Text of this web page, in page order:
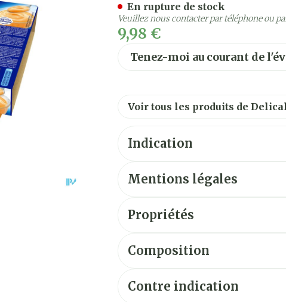
9,98 €
Tenez-moi au courant de
En rupture de stock
Veuillez nous contacter par téléphone ou
Voir tous les produits de
Indication
Mentions légales
Propriétés
Composition
Contre indication